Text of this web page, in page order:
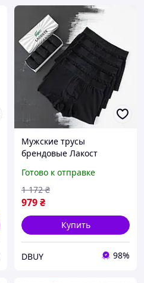
Мужские трусы
брендовые Лакост
комплекте с коробкой 5
штук Lacoste DBUY
Чоловічі труси брендові
Лакост чорні
Готово к отправке
979₴
1 172 ₴
Купить
DBUY 98%